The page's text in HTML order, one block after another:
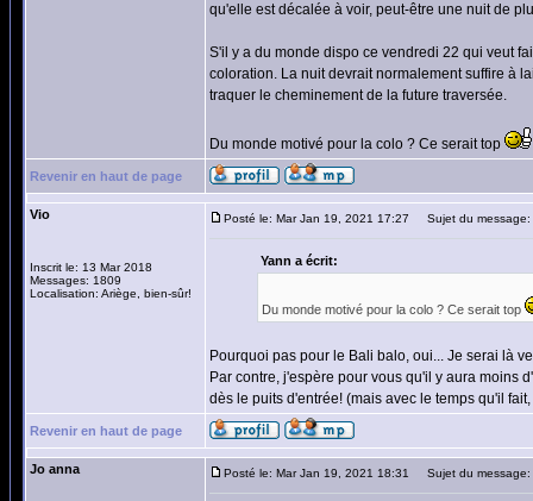
qu'elle est décalée à voir, peut-être une nuit de
S'il y a du monde dispo ce vendredi 22 qui veut
coloration. La nuit devrait normalement suffire à
traquer le cheminement de la future traversée.
Du monde motivé pour la colo ? Ce serait top
Revenir en haut de page
Vio
Inscrit le: 13 Mar 2018
Messages: 1809
Localisation: Ariège, bien-sûr!
Posté le: Mar Jan 19, 2021 17:27 Sujet du message:
Yann a écrit:
Du monde motivé pour la colo ? Ce serait top
Pourquoi pas pour le Bali balo, oui... Je serai là
Par contre, j'espère pour vous qu'il y aura moins
dès le puits d'entrée! (mais avec le temps qu'il
Revenir en haut de page
Jo anna Posté le: Mar Jan 19, 2021 18:31 Sujet du message: